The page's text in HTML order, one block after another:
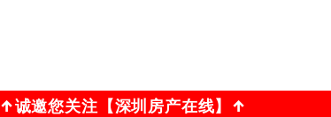
↑诚邀您关注【深圳房产在线】 ↑